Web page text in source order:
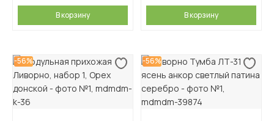
В корзину В корзину
-56% -56%